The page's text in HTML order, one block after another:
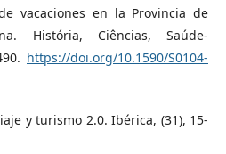
vacaciones en la Provincia de
História, Ciências, Saúde-
https://doi.org/10.1590/S0104-
y turismo 2.0. Ibérica, (31), 15-